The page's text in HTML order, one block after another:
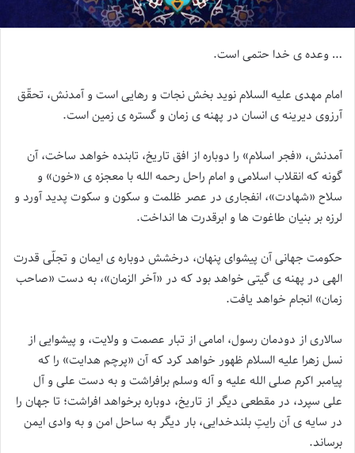
… وعده ی خدا حتمی است.
امام مهدی علیه السلام نوید بخش نجات و رهایی است و آمدنش، تحقّق
آرزوی دیرینه ی انسان در پهنه ی زمان و گستره ی زمین است.
آمدنش، «فجر اسلام» را دوباره از افق تاریخ، تابنده خواهد ساخت، آن
گونه که انقلاب اسلامی و امام راحل رحمه الله با معجزه ی «خون» و
سلاح «شهادت»، انفجاری در عصر ظلمت و سکون و سکوت پدید آورد و
لرزه بر بنیان طاغوت ها و ابرقدرت ها انداخت.
حکومت جهانی آن پیشوای پنهان، درخشش دوباره ی ایمان و تجلّی قدرت
الهی در پهنه ی گیتی خواهد بود که در «آخر الزمان»، به دست «صاحب
زمان» انجام خواهد یافت.
سالاری از دودمان رسول، امامی از تبار عصمت و ولایت، و پیشوایی از
نسل زهرا علیه السلام ظهور خواهد کرد که آن «پرچم هدایت» را که
پیامبر اکرم صلی الله علیه و آله وسلم برافراشت و به دست علی و آل
علی سپرد، در مقطعی دیگر از تاریخ، دوباره برخواهد افراشت؛ تا جهان را
در سایه ی آن رایتِ بلندخدایی، بار دیگر به ساحل امن و به وادی ایمن
برساند.